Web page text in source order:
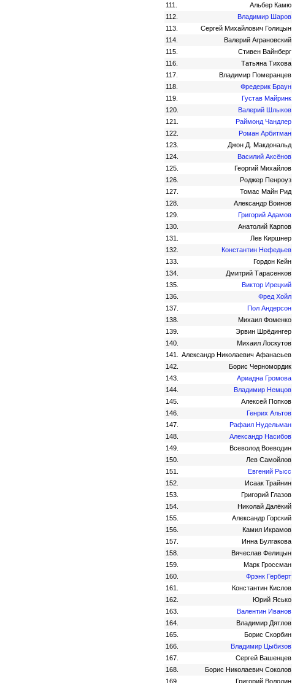
111.
Альбер Камю
112.
Владимир Шаров
113.
Сергей Михайлович Голицын
114.
Валерий Аграновский
115.
Стивен Вайнберг
116.
Татьяна Тихова
117.
Владимир Померанцев
118.
Фредерик Браун
119.
Густав Майринк
120.
Валерий Шлыков
121.
Раймонд Чандлер
122.
Роман Арбитман
123.
Джон Д. Макдональд
124.
Василий Аксёнов
125.
Георгий Михайлов
126.
Роджер Пенроуз
127.
Томас Майн Рид
128.
Александр Воинов
129.
Григорий Адамов
130.
Анатолий Карпов
131.
Лев Киршнер
132.
Константин Нефедьев
133.
Гордон Кейн
134.
Дмитрий Тарасенков
135.
Виктор Ирецкий
136.
Фред Хойл
137.
Пол Андерсон
138.
Михаил Фоменко
139.
Эрвин Шрёдингер
140.
Михаил Лоскутов
141.
Александр Николаевич Афанасьев
142.
Борис Черномордик
143.
Ариадна Громова
144.
Владимир Немцов
145.
Алексей Попков
146.
Генрих Альтов
147.
Рафаил Нудельман
148.
Александр Насибов
149.
Всеволод Воеводин
150.
Лев Самойлов
151.
Евгений Рысс
152.
Исаак Трайнин
153.
Григорий Глазов
154.
Николай Далёкий
155.
Александр Горский
156.
Камил Икрамов
157.
Инна Булгакова
158.
Вячеслав Фелицын
159.
Марк Гроссман
160.
Фрэнк Герберт
161.
Константин Кислов
162.
Юрий Ясько
163.
Валентин Иванов
164.
Владимир Дятлов
165.
Борис Скорбин
166.
Владимир Цыбизов
167.
Сергей Вашенцев
168.
Борис Николаевич Соколов
169.
Григорий Володин